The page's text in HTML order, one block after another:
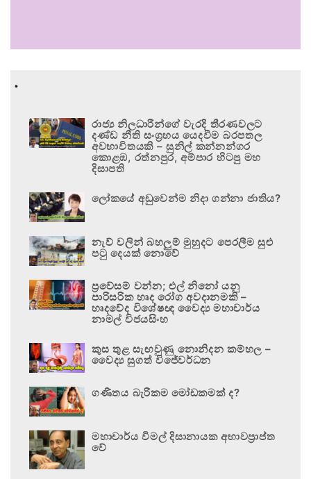
.
රාජ්‍ය නිලධාරීන්ගේ වැරදි තීරණවලට
දණ්ඩ නීති සංග්‍රහය යෙදවීම බරපතල
අවභාවිතයකි – සුනිල් කන්නන්ගර
කොළඹ, රත්නපුර, අම්පාර හිටපු මහ
දිසාපති
ලෝකයේ අඩුවෙන්ම නිදා ගන්නා ජාතිය?
නැව් වලින් බහලුම් මුහුදට පෙරලීම සුළු
පටු දෙයක් නොවේ
ප්‍රවේසම් වන්න; එල් නිනෝ යනු
පාරිසරික හෘද රෝග අවදානමකි –
හෘදවේද විශේෂඥ වෛද්‍ය මහාචාර්ය
නාමල් විජයසිංහ
කුස තුළ සැඟවුණු නොනිදන කම්හල –
වෛද්‍ය සුගත් විජේවර්ධන
ගණිතය බැරිකම මෝඩකමක් ද?
මහාචාර්ය විමල් දිසානායක අභාවප්‍රාප්ත
වේ